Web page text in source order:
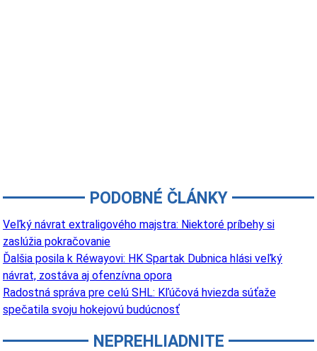
PODOBNÉ ČLÁNKY
Veľký návrat extraligového majstra: Niektoré príbehy si
zaslúžia pokračovanie
Ďalšia posila k Réwayovi: HK Spartak Dubnica hlási veľký
návrat, zostáva aj ofenzívna opora
Radostná správa pre celú SHL: Kľúčová hviezda súťaže
spečatila svoju hokejovú budúcnosť
NEPREHLIADNITE